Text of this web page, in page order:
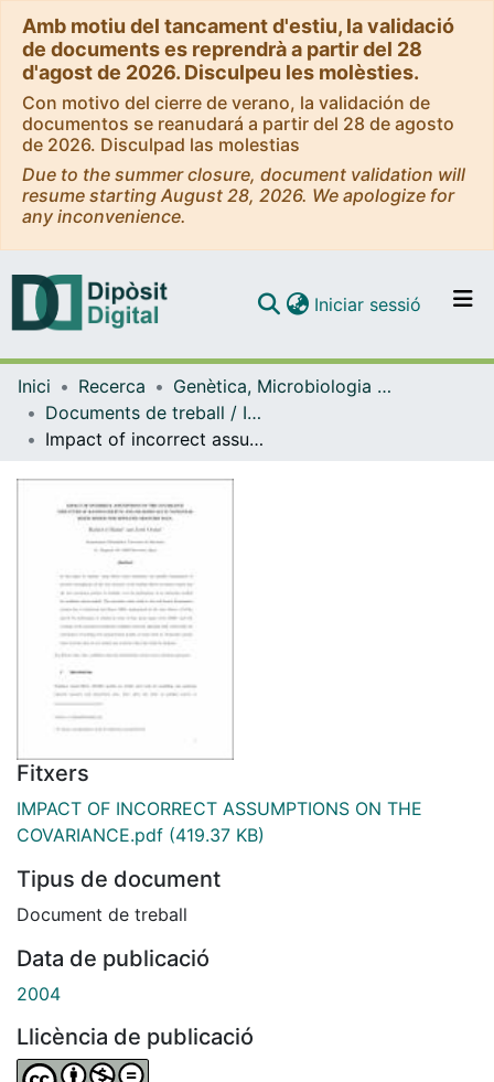
Amb motiu del tancament d'estiu, la validació
de documents es reprendrà a partir del 28
d'agost de 2026. Disculpeu les molèsties.
Con motivo del cierre de verano, la validación de
documentos se reanudará a partir del 28 de agosto
de 2026. Disculpad las molestias
Due to the summer closure, document validation will
resume starting August 28, 2026. We apologize for
any inconvenience.
Navega per tot el DD
Contacte
Iniciar sessió (current)
Inici Recerca
Genètica, Microbiologia i Estadística
Documents de treball / Informes (Genètica, Microbiologia i Estadística)
Impact of incorrect assumptions on the covariance structure of random effects and/or residuals in nonlinear mixed models for repeated measures data
Fitxers
IMPACT OF INCORRECT ASSUMPTIONS ON THE
COVARIANCE.pdf (419.37 KB)
Tipus de document
Document de treball
Data de publicació
2004
Llicència de publicació